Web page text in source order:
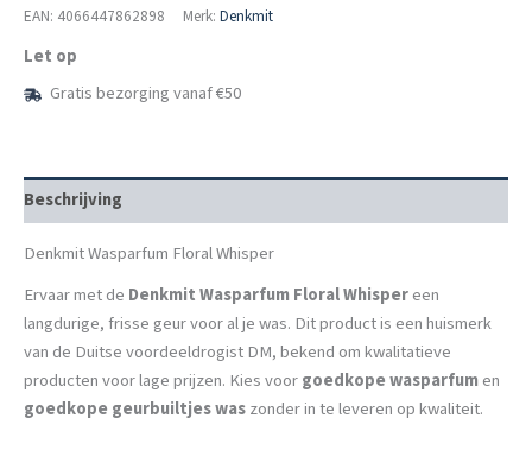
aantal
EAN: 4066447862898
Merk: Denkmit
Let op
Gratis bezorging vanaf €50
Beschrijving
Denkmit Wasparfum Floral Whisper
Ervaar met de Denkmit Wasparfum Floral Whispereen
langdurige, frisse geur voor al je was. Dit product is een huismerk
van de Duitse voordeeldrogist DM, bekend om kwalitatieve
producten voor lage prijzen. Kies voorgoedkope wasparfumen
goedkope geurbuiltjes waszonder in te leveren op kwaliteit.